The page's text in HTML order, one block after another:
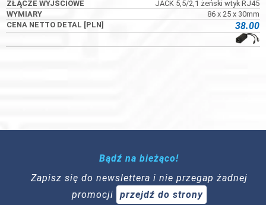
JACK 5,5/2,1 żeński wtyk RJ45
86 x 25 x 30mm
38.00
Bądź na bieżąco!
Zapisz się do newslettera i nie przegap żadnej
promocji
przejdź do strony